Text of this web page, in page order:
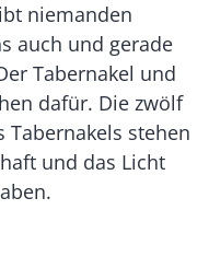
niemanden
auch und gerade
Tabernakel und
dafür. Die zwölf
Tabernakels stehen
und das Licht